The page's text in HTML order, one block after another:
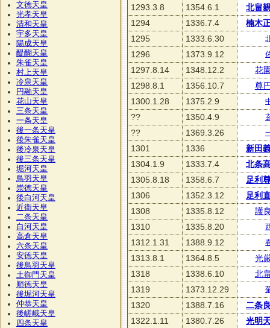
1293.3.8 1354.6.1
北畠
1294
1336.7.4
楠木
1295
1333.6.30
1296 1373.9.12
1297.8.14 1348.12.2
花
1298.8.1
1356.10.7
尊
1300.1.28
1375.2.9
?? 1350.4.9
?? 1369.3.26
1301 1336
新田
1304.1.9
1333.7.4
北条
1305.8.18
1358.6.7
足利
1306
1352.3.12
足利
1308
1335.8.12
護
1310
1335.8.20
1312.1.31 1388.9.12
1313.8.1 1364.8.5
光
1318
1338.6.10
北
1319
1373.12.29
1320 1388.7.16
二条
1322.1.11
1380.7.26
光明
文徳天皇
光孝天皇
清和天皇
宇多天皇
陽成天皇
醍醐天皇
朱雀天皇
村上天皇
冷泉天皇
円融天皇
花山天皇
三条天皇
一条天皇
後一条天皇
後朱雀天皇
後冷泉天皇
後三条天皇
堀河天皇
鳥羽天皇
崇徳天皇
後白河天皇
近衛天皇
二条天皇
白河天皇
高倉天皇
六条天皇
安徳天皇
後鳥羽天皇
土御門天皇
順徳天皇
後堀河天皇
仲恭天皇
後嵯峨天皇
四条天皇